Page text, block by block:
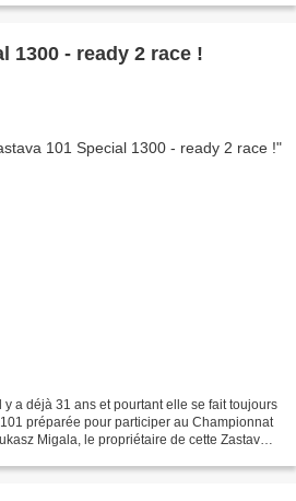
1300 - ready 2 race !
a déjà 31 ans et pourtant elle se fait toujours
préparée pour participer au Championnat
Migala, le propriétaire de cette Zastava,